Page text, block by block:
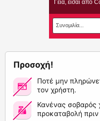
Προσοχή!
Ποτέ μην
τον χρήστη.
Κανένας σοβαρός
προκαταβολή πριν